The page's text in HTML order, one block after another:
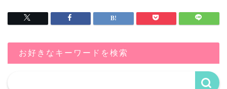
お好きなキーワードを検索